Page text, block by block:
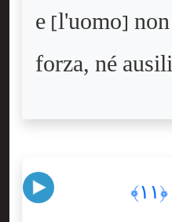
e [l'uomo]
forza, né
﴿١١﴾